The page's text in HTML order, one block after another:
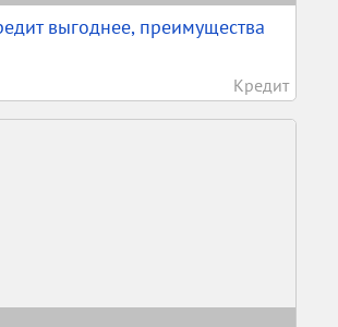
выгоднее, преимущества
Кредит